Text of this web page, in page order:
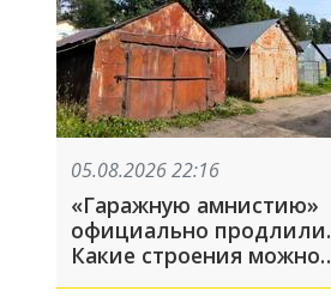
05.08.2026 22:16
«Гаражную амнистию»
официально продлили.
Какие строения можно
зарегистрировать?